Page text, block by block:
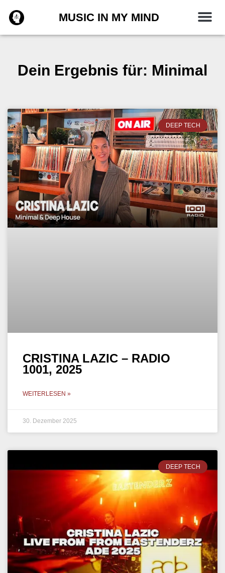
Inhalt
springen
MUSIC IN MY MIND
Dein Ergebnis für: Minimal
DEEP TECH
CRISTINA LAZIC – RADIO
1001, 2025
WEITERLESEN »
30. Dezember 2025
DEEP TECH